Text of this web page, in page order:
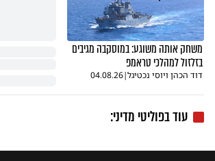
משחק אותה משוגע: במוסקבה מגיבים
בזלזול למהלכי טראמפ
דוד הכהן ויוסי נכטיגל|
04.08.26
עוד בפוליטי מדיני: